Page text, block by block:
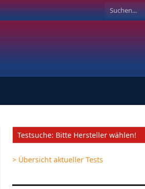
> Übersicht aktueller Tests